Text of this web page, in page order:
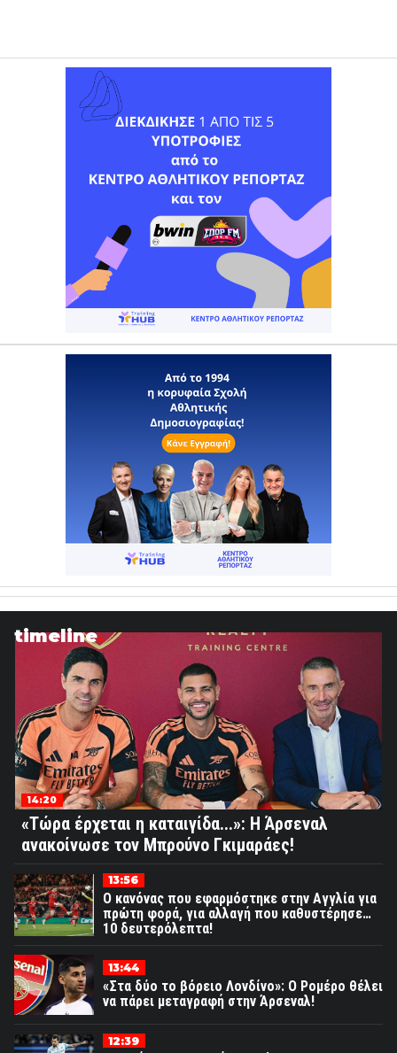
timeline
14:20
«Τώρα έρχεται η καταιγίδα...»: Η Άρσεναλ
ανακοίνωσε τον Μπρούνο Γκιμαράες!
13:56
Ο κανόνας που εφαρμόστηκε στην Αγγλία για
πρώτη φορά, για αλλαγή που καθυστέρησε…
10 δευτερόλεπτα!
13:44
«Στα δύο το βόρειο Λονδίνο»: Ο Ρομέρο θέλει
να πάρει μεταγραφή στην Άρσεναλ!
12:39